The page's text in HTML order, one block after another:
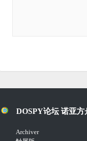
DOSPY论坛 诺亚方
Archiver